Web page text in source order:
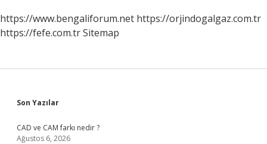
https://www.bengaliforum.net https://orjindogalgaz.com.tr
https://fefe.com.trSitemap
Sidebar
Son Yazılar
CAD ve CAM farkı nedir ?
Ağustos 6, 2026